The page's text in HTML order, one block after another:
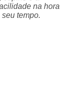
na hora
tempo.